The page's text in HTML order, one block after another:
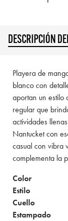
DESCRIPCIÓN
Playera de
blanco con
aportan un estilo
regular que
actividades
Nantucket con
casual con vibra
complementa la
Color
Estilo
Cuello
Estampado